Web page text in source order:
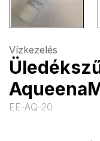
Vízkezelés
EE-AQ-20